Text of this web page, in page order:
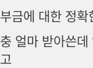
금에 대한 정
얼마 받아쓴